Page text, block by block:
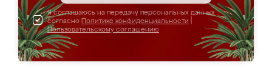
Я соглашаюсь на передачу персональных данных
согласно Политике конфиденциальности
Пользовательскому соглашению